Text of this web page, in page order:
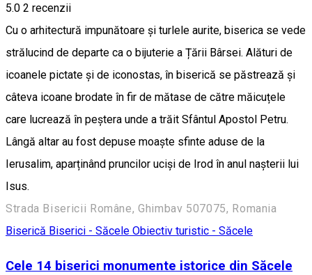
5.0 2 recenzii
Cu o arhitectură impunătoare și turlele aurite, biserica se vede
strălucind de departe ca o bijuterie a Țării Bârsei. Alături de
icoanele pictate și de iconostas, în biserică se păstrează și
câteva icoane brodate în fir de mătase de către măicuțele
care lucrează în peștera unde a trăit Sfântul Apostol Petru.
Lângă altar au fost depuse moaște sfinte aduse de la
Ierusalim, aparținând pruncilor uciși de Irod în anul nașterii lui
Isus.
Strada Bisericii Române, Ghimbav 507075, Romania
Biserică Biserici - Săcele Obiectiv turistic - Săcele
Cele 14 biserici monumente istorice din Săcele